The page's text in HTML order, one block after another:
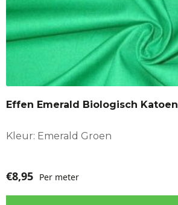
Effen Emerald Biologisch Katoen
Kleur: Emerald Groen
€8,95 Per meter